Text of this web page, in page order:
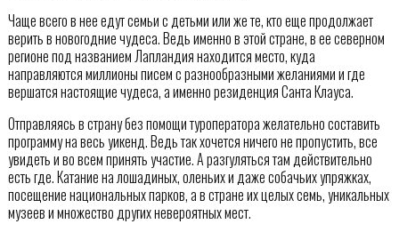
Чаще всего в нее едут семьи с детьми или же те, кто еще продолжает
верить в новогодние чудеса. Ведь именно в этой стране, в ее северном
регионе под названием Лапландия находится место, куда
направляются миллионы писем с разнообразными желаниями и где
вершатся настоящие чудеса, а именно резиденция Санта Клауса.
Отправляясь в страну без помощи туроператора желательно составить
программу на весь уикенд. Ведь так хочется ничего не пропустить, все
увидеть и во всем принять участие. А разгуляться там действительно
есть где. Катание на лошадиных, оленьих и даже собачьих упряжках,
посещение национальных парков, а в стране их целых семь, уникальных
музеев и множество других невероятных мест.